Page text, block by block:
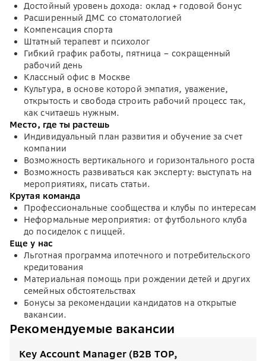
Достойный уровень дохода: оклад + годовой бонус
Расширенный ДМС со стоматологией
Компенсация спорта
Штатный терапевт и психолог
Гибкий график работы, пятница – сокращенный
рабочий день
Классный офис в Москве
Культура, в основе которой эмпатия, уважение,
открытость и свобода строить рабочий процесс так,
как считаешь нужным.
Место, где ты растешь
Индивидуальный план развития и обучение за счет
компании
Возможность вертикального и горизонтального роста
Возможность развиваться как эксперту: выступать на
мероприятиях, писать статьи.
Крутая команда
Профессиональные сообщества и клубы по интересам
Неформальные мероприятия: от футбольного клуба
до посиделок с пиццей.
Еще у нас
Льготная программа ипотечного и потребительского
кредитования
Материальная помощь при рождении детей и других
семейных обстоятельствах
Бонусы за рекомендации кандидатов на открытые
вакансии.
Рекомендуемые вакансии
Key Account Manager (B2B TOP,